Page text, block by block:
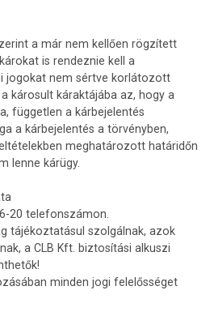
a már nem kellően rögzített
is rendeznie kell a
jogokat nem sértve korlátozott
károsult káraktájába az, hogy a
független a kárbejelentés
a kárbejelentés a törvényben,
meghatározott határidőn
lenne kárügy.
20 telefonszámon.
tájékoztatásul szolgálnak, azok
a CLB Kft. biztosítási alkuszi
minden jogi felelősséget